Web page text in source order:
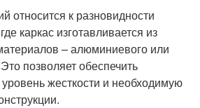
относится к разновидности
каркас изготавливается из
– алюминиевого или
позволяет обеспечить
жесткости и необходимую